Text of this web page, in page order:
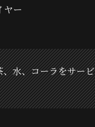
ヤー
、水、コーラをサー